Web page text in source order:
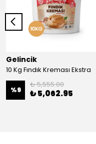
Gelincik
10 Kg Fındık Kreması Ekstra
%9
₺ 5,555.00
₺ 5,062.95